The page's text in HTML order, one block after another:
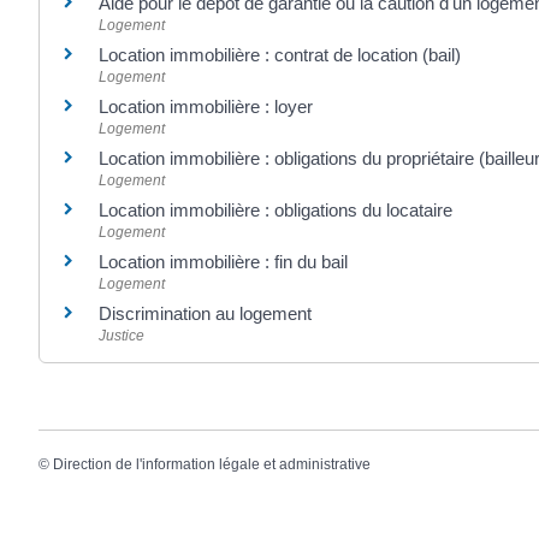
Logement
Location immobilière : contrat de location (bail)
Logement
Location immobilière : loyer
Logement
Location immobilière : obligations du propriétaire
Logement
Location immobilière : obligations du locataire
Logement
Location immobilière : fin du bail
Logement
Discrimination au logement
Justice
© Direction de l'information légale et administrative